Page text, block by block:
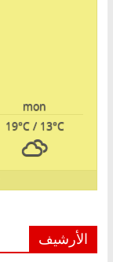
mon
19°C/ 13°C
الأرشيف